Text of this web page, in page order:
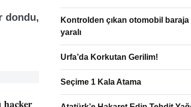
dondu,
hacker
Kontrolden çıkan otomobil
yaralı
Urfa’da Korkutan Gerilim!
Seçime 1 Kala Atama